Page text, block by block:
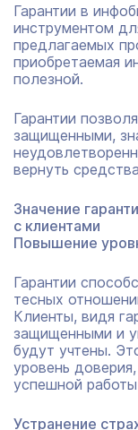
Гарантии в
инструментом
предлагаемых
приобретаемая
полезной.
Гарантии
защищенными,
вернуть
Значение
с клиентами
Повышение
Гарантии
тесных
Клиенты, видя
защищенными и
будут учтены.
уровень
успешной
Устранение